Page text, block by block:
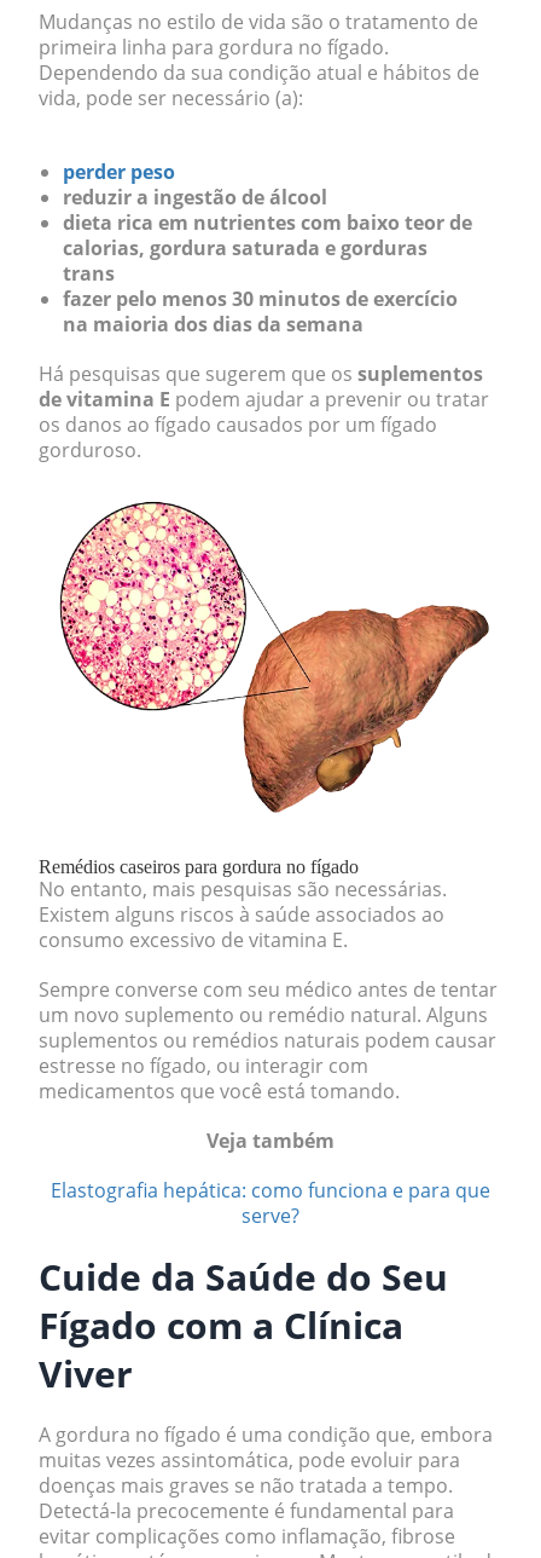
Mudanças no estilo de vida são o tratamento de
primeira linha para gordura no fígado.
Dependendo da sua condição atual e hábitos de
vida, pode ser necessário (a):
perder peso
reduzir a ingestão de álcool
dieta rica em nutrientes com baixo teor de
calorias, gordura saturada e gorduras
trans
fazer pelo menos 30 minutos de exercício
na maioria dos dias da semana
Há pesquisas que sugerem que os suplementos
de vitamina E podem ajudar a prevenir ou tratar
os danos ao fígado causados ​​por um fígado
gorduroso.
Remédios caseiros para gordura no fígado
No entanto, mais pesquisas são necessárias.
Existem alguns riscos à saúde associados ao
consumo excessivo de vitamina E.
Sempre converse com seu médico antes de tentar
um novo suplemento ou remédio natural. Alguns
suplementos ou remédios naturais podem causar
estresse no fígado, ou interagir com
medicamentos que você está tomando.
Veja também
Elastografia hepática: como funciona e para que
serve?
Cuide da Saúde do Seu
Fígado com a Clínica
Viver
A gordura no fígado é uma condição que, embora
muitas vezes assintomática, pode evoluir para
doenças mais graves se não tratada a tempo.
Detectá-la precocemente é fundamental para
evitar complicações como inflamação, fibrose